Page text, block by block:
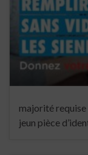
majorité requise
jeun pièce